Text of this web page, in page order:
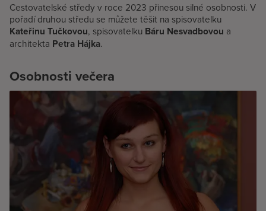
Cestovatelské středy v roce 2023 přinesou silné osobnosti. V
pořadí druhou středu se můžete těšit na spisovatelku
Kateřinu Tučkovou, spisovatelku Báru Nesvadbovou a
architekta Petra Hájka.
Osobnosti večera